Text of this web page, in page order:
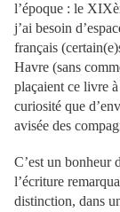
l’époque : le
j’ai besoin
français
Havre (sans
plaçaient ce livre
curiosité que
avisée des
C’est un bonheur
l’écriture
distinction, dans